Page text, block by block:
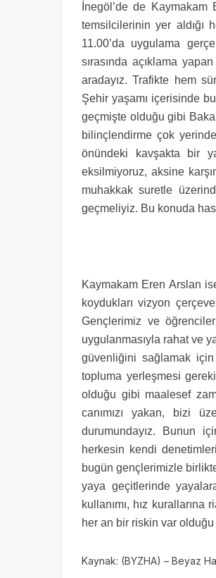
İnegöl’de de
temsilcilerinin yer aldığı
11.00’da uygulama
sırasında açıklama
aradayız. Trafikte hem
Şehir yaşamı içerisinde
geçmişte olduğu gibi
bilinçlendirme çok
önündeki kavşakta bir
eksilmiyoruz, aksine
muhakkak suretle
geçmeliyiz. Bu konuda
Kaymakam Eren Arslan
koydukları vizyon
Gençlerimiz ve
uygulanmasıyla rahat ve
güvenliğini sağlamak
topluma yerleşmesi
olduğu gibi maalesef
canımızı yakan, bizi
durumundayız. Bunun
herkesin kendi
bugün gençlerimizle
yaya geçitlerinde
kullanımı, hız
her an bir riskin var
Kaynak: (BYZHA) – Beyaz